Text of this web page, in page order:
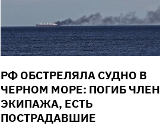
РФ ОБСТРЕЛЯЛА СУДНО В
ЧЕРНОМ МОРЕ: ПОГИБ ЧЛЕН
ЭКИПАЖА, ЕСТЬ
ПОСТРАДАВШИЕ